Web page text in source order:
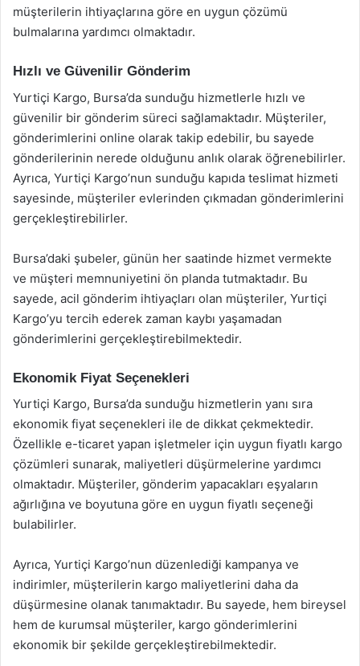
müşterilerin ihtiyaçlarına göre en uygun çözümü
bulmalarına yardımcı olmaktadır.
Hızlı ve Güvenilir Gönderim
Yurtiçi Kargo, Bursa’da sunduğu hizmetlerle hızlı ve
güvenilir bir gönderim süreci sağlamaktadır. Müşteriler,
gönderimlerini online olarak takip edebilir, bu sayede
gönderilerinin nerede olduğunu anlık olarak öğrenebilirler.
Ayrıca, Yurtiçi Kargo’nun sunduğu kapıda teslimat hizmeti
sayesinde, müşteriler evlerinden çıkmadan gönderimlerini
gerçekleştirebilirler.
Bursa’daki şubeler, günün her saatinde hizmet vermekte
ve müşteri memnuniyetini ön planda tutmaktadır. Bu
sayede, acil gönderim ihtiyaçları olan müşteriler, Yurtiçi
Kargo’yu tercih ederek zaman kaybı yaşamadan
gönderimlerini gerçekleştirebilmektedir.
Ekonomik Fiyat Seçenekleri
Yurtiçi Kargo, Bursa’da sunduğu hizmetlerin yanı sıra
ekonomik fiyat seçenekleri ile de dikkat çekmektedir.
Özellikle e-ticaret yapan işletmeler için uygun fiyatlı kargo
çözümleri sunarak, maliyetleri düşürmelerine yardımcı
olmaktadır. Müşteriler, gönderim yapacakları eşyaların
ağırlığına ve boyutuna göre en uygun fiyatlı seçeneği
bulabilirler.
Ayrıca, Yurtiçi Kargo’nun düzenlediği kampanya ve
indirimler, müşterilerin kargo maliyetlerini daha da
düşürmesine olanak tanımaktadır. Bu sayede, hem bireysel
hem de kurumsal müşteriler, kargo gönderimlerini
ekonomik bir şekilde gerçekleştirebilmektedir.